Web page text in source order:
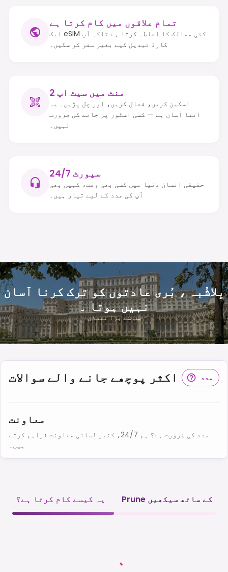
تمام علاقوں میں کام کرتا ہے
ایک eSIM کئی ممالک کا احاطہ کرتا ہے تاکہ آپ
کارڈ تبدیل کیے بغیر سفر کر سکیں۔
2 منٹ میں سیٹ اپ
اسکین کریں، فعال کریں، اور چل پڑیں۔ یہ
اتنا آسان ہے — کسی اسٹور پر جانے کی ضرورت
نہیں۔
24/7 سپورٹ
حقیقی انسان دنیا میں کسی بھی وقت، کہیں بھی
آپ کی مدد کے لیے تیار ہیں۔
بِلاشُبہ ، بُری عادتوں کو ترک کرنا آسان
نہیں ہوتا ۔
سب سے بڑا نقصان
اکثر پوچھے جانے والے سوالات مدد
معاونت
مدد کی ضرورت ہے؟ ہم 24/7، کثیر لسانی معاونت فراہم کرتے
ہیں۔
یہ کیسے کام کرتا ہے؟ Prune کے ساتھ سیکھیں